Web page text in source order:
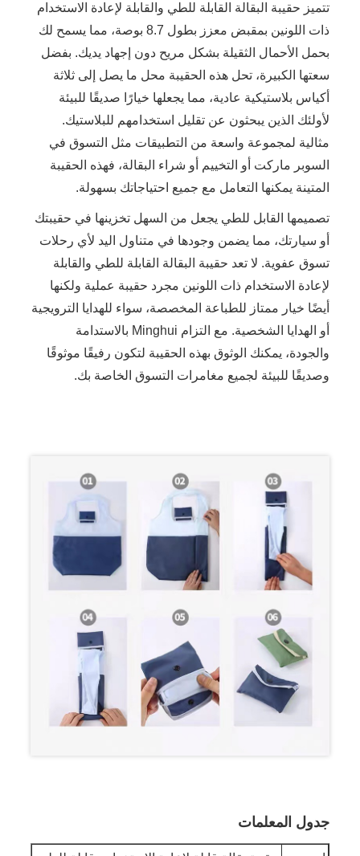
تتميز حقيبة البقالة القابلة للطي والقابلة لإعادة الاستخدام
ذات اللونين بمقبض معزز بطول 8.7 بوصة، مما يسمح لك
بحمل الأحمال الثقيلة بشكل مريح دون إجهاد يديك. بفضل
سعتها الكبيرة، تحل هذه الحقيبة محل ما يصل إلى ثلاثة
أكياس بلاستيكية عادية، مما يجعلها خيارًا صديقًا للبيئة
لأولئك الذين يبحثون عن تقليل استخدامهم للبلاستيك.
مثالية لمجموعة واسعة من التطبيقات مثل التسوق في
السوبر ماركت أو التخييم أو شراء البقالة، فهذه الحقيبة
المتينة يمكنها التعامل مع جميع احتياجاتك بسهولة.
تصميمها القابل للطي يجعل من السهل تخزينها في حقيبتك
أو سيارتك، مما يضمن وجودها في متناول اليد لأي رحلات
تسوق عفوية. لا تعد حقيبة البقالة القابلة للطي والقابلة
لإعادة الاستخدام ذات اللونين مجرد حقيبة عملية ولكنها
أيضًا خيار ممتاز للطباعة المخصصة، سواء للهدايا الترويجية
أو الهدايا الشخصية. مع التزام Minghui بالاستدامة
والجودة، يمكنك الوثوق بهذه الحقيبة لتكون رفيقًا موثوقًا
وصديقًا للبيئة لجميع مغامرات التسوق الخاصة بك.
جدول المعلمات